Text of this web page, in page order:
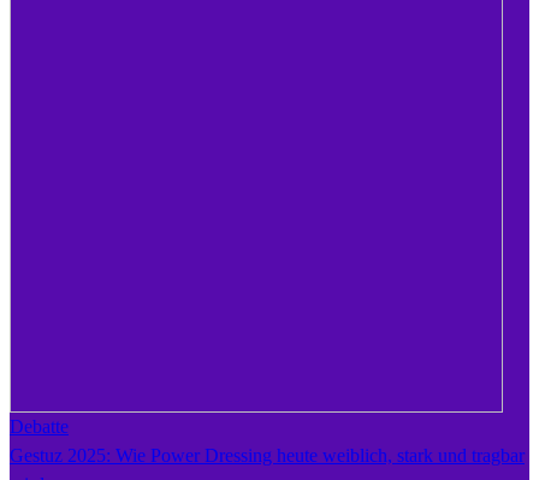
Debatte
Gestuz 2025: Wie Power Dressing heute weiblich, stark und tragbar